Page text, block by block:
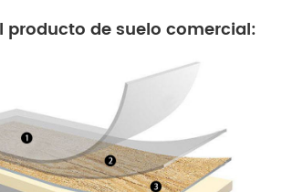
producto de suelo comercial: